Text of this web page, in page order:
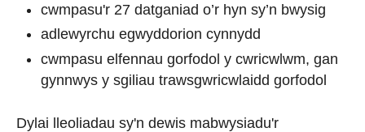
cwmpasu'r 27 datganiad o’r hyn sy’n bwysig
adlewyrchu egwyddorion cynnydd
cwmpasu elfennau gorfodol y cwricwlwm, gan
gynnwys y sgiliau trawsgwricwlaidd gorfodol
Dylai lleoliadau sy'n dewis mabwysiadu'r